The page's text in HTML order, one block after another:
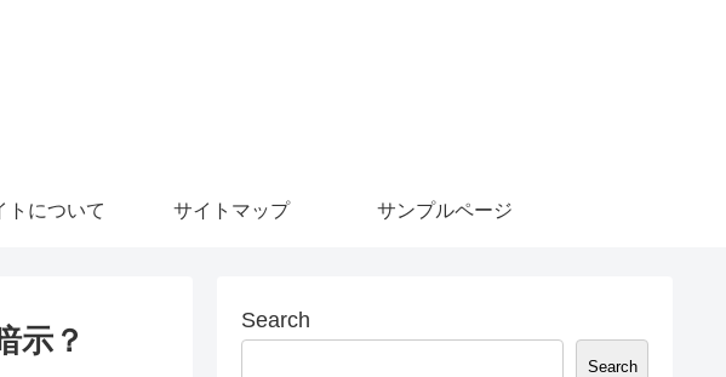
トについて サイトマップ サンプルページ
示？
Search
Search